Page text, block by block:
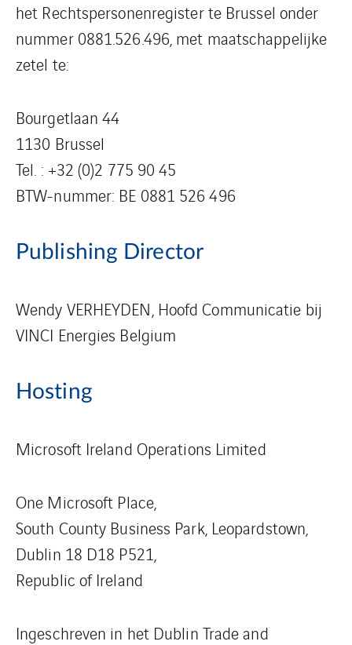
het Rechtspersonenregister te Brussel onder
nummer 0881.526.496, met maatschappelijke
zetel te:
Bourgetlaan 44
1130 Brussel
Tel. : +32 (0)2 775 90 45
BTW-nummer: BE 0881 526 496
Publishing Director
Wendy VERHEYDEN, Hoofd Communicatie bij
VINCI Energies Belgium
Hosting
Microsoft Ireland Operations Limited
One Microsoft Place,
South County Business Park, Leopardstown,
Dublin 18 D18 P521,
Republic of Ireland
Ingeschreven in het Dublin Trade and